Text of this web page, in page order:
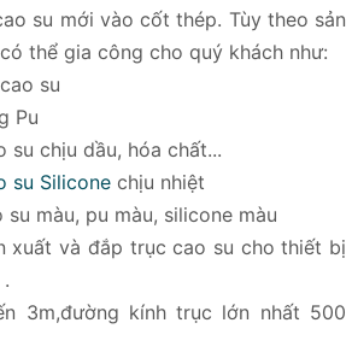
su mới vào cốt thép. Tùy theo sản
thể gia công cho quý khách như:
su
Pu
chịu dầu, hóa chất...
su Silicone chịu nhiệt
màu, pu màu, silicone màu
xuất và đắp trục cao su cho thiết bị
3m,đường kính trục lớn nhất 500